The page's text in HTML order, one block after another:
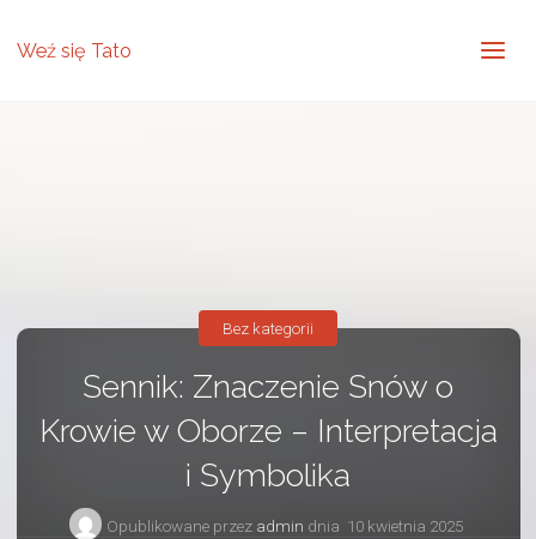
Weź się Tato
Sennik: Znaczenie Snów o
Krowie w Oborze – Interpretacja
i Symbolika
Opublikowane przez admin dnia 10 kwietnia 2025
Bez kategorii